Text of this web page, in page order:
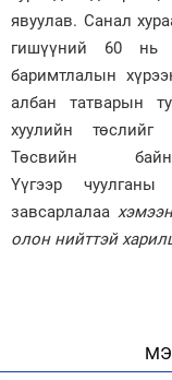
явуулав. Санал
гишүүний 60 нь
баримтлалын
албан татварын
хуулийн төслийг
Төсвийн
Үүгээр
завсарлалаа
олон нийттэй